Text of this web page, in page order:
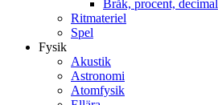
Bråk, procent, decimal
Ritmateriel
Spel
Fysik
Akustik
Astronomi
Atomfysik